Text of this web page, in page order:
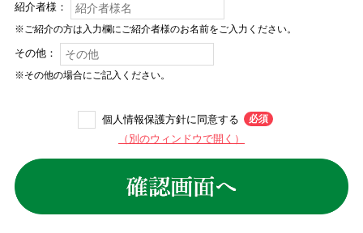
紹介者様：
※ご紹介の方は入力欄にご紹介者様のお名前をご入力ください。
その他：
※その他の場合にご記入ください。
個人情報保護方針に同意する
（別のウィンドウで開く）